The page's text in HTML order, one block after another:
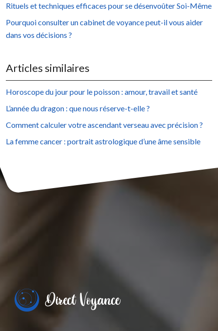
Rituels et techniques efficaces pour se désenvoûter Soi-Même
Pourquoi consulter un cabinet de voyance peut-il vous aider
dans vos décisions ?
Articles similaires
Horoscope du jour pour le poisson : amour, travail et santé
L’année du dragon : que nous réserve-t-elle ?
Comment calculer votre ascendant verseau avec précision ?
La femme cancer : portrait astrologique d’une âme sensible